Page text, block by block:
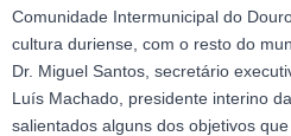
Comunidade Intermunicipal do
cultura duriense, com o resto do
Dr. Miguel Santos, secretário
Luís Machado, presidente interino
salientados alguns dos objetivos